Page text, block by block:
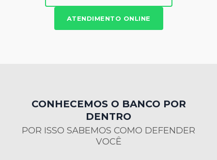
ATENDIMENTO ONLINE
CONHECEMOS O BANCO POR
DENTRO
POR ISSO SABEMOS COMO DEFENDER
VOCÊ